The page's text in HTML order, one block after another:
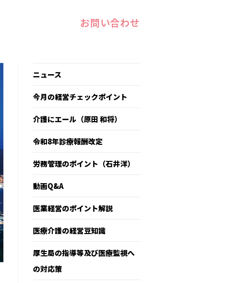
お問い合わせ
ニュース
今月の経営チェックポイント
介護にエール（原田 和将）
令和8年診療報酬改定
労務管理のポイント（石井洋）
動画Q&A
医業経営のポイント解説
医療介護の経営豆知識
厚生局の指導等及び医療監視へ
の対応策